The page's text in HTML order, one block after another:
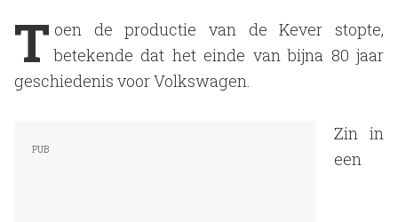
T oen de productie van de Kever stopte,
betekende dat het einde van bijna 80 jaar
geschiedenis voor Volkswagen.
Zin in
een